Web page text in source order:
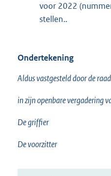
voor 2022
stellen..
Ondertekening
Aldus vastgesteld door de
in zijn openbare vergadering
De griffier
De voorzitter